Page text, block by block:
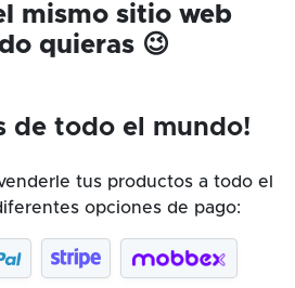
mismo sitio web
quieras 😉
de todo el mundo!
tus productos a todo el
opciones de pago: